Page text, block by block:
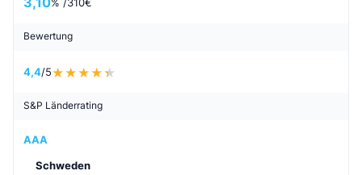
Bewertung
4,4/5
S&P Länderrating
AAA
Schweden